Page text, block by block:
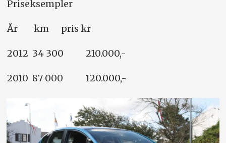
Priseksempler
År km pris kr
2012 34 300 210.000,-
2010 87 000 120.000,-